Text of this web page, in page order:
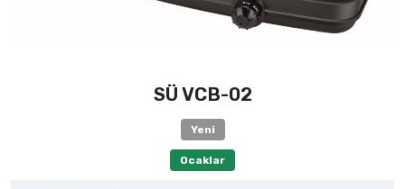
SÜ VCB-02
Yeni
Ocaklar